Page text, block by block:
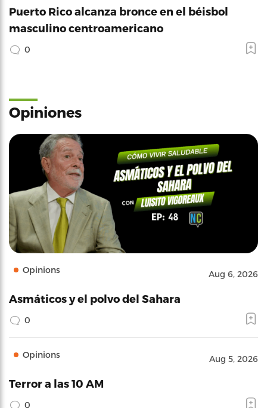
Puerto Rico alcanza bronce en el béisbol
masculino centroamericano
0
Opiniones
Opinions Aug 6, 2026
Asmáticos y el polvo del Sahara
0
Opinions Aug 5, 2026
Terror a las 10 AM
0